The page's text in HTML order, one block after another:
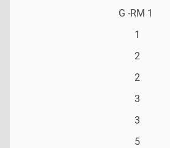
G -RM 1
1
2
2
3
3
5